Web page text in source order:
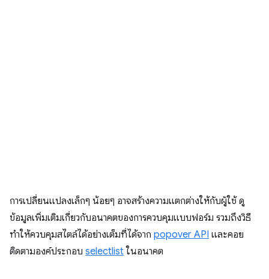
การเปลี่ยนแปลงเล็กๆ น้อยๆ อาจสร้างความแตกต่างให้กับผู้ใช้ ดู
ข้อมูลเพิ่มเติมเกี่ยวกับอนาคตของการควบคุมแบบฟอร์ม รวมถึงวิธี
ทำให้ควบคุมสไตล์ได้อย่างเต็มที่ได้จาก popover API และคอย
ติดตามองค์ประกอบ selectlist ในอนาคต